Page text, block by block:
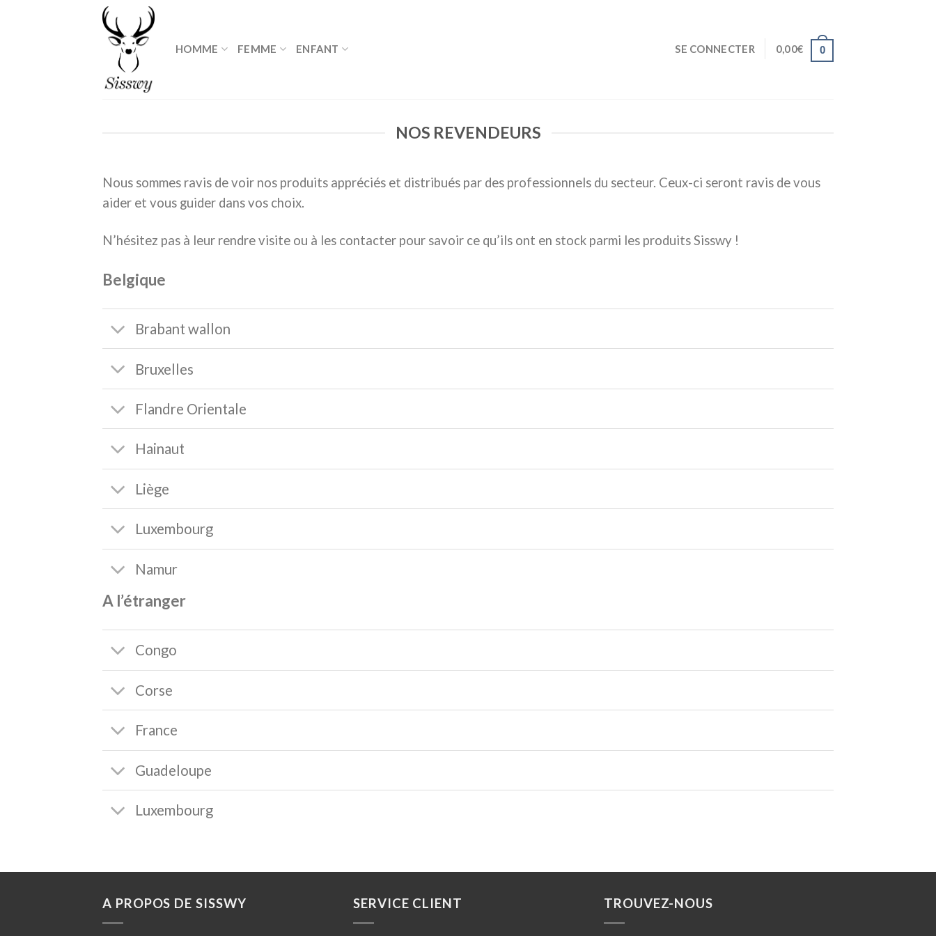
HOMME FEMME ENFANT SE CONNECTER 0,00€ 0
NOS REVENDEURS
Nous sommes ravis de voir nos produits appréciés et distribués par des professionnels du secteur. Ceux-ci seront ravis de vous
aider et vous guider dans vos choix.
N’hésitez pas à leur rendre visite ou à les contacter pour savoir ce qu’ils ont en stock parmi les produits Sisswy !
Belgique
Brabant wallon
Bruxelles
Flandre Orientale
Hainaut
Liège
Luxembourg
Namur
A l’étranger
Congo
Corse
France
Guadeloupe
Luxembourg
A PROPOS DE SISSWY SERVICE CLIENT TROUVEZ-NOUS